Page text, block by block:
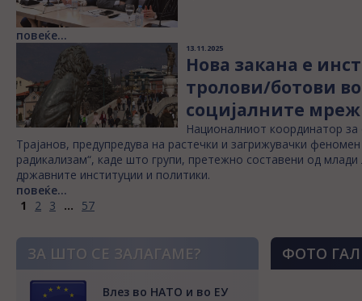
повеќе...
13.11.2025
Нова закана е
тролови/ботови
социјалните
Националниот координатор
Трајанов, предупредува на растечки и загрижувачки
радикализам“, каде што групи, претежно составени од
државните институции и политики.
повеќе...
1
2 3 ... 57
ЗА ШТО СЕ ЗАЛАГАМЕ?
Влез во НАТО и во ЕУ
ФОТО